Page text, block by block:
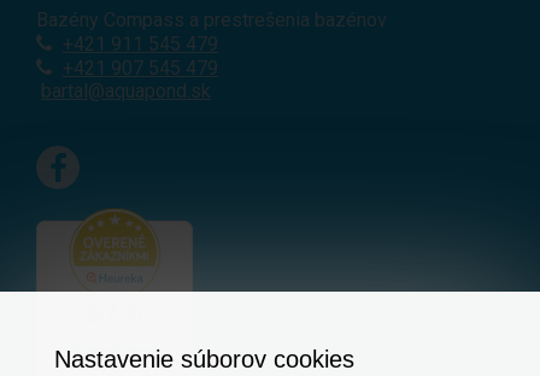
Bazény Compass a prestrešenia bazénov
+421 911 545 479
+421 907 545 479
bartal@aquapond.sk
Nastavenie súborov cookies